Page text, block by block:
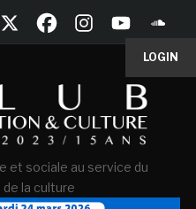
LOGIN
et sociale au service du
la culture